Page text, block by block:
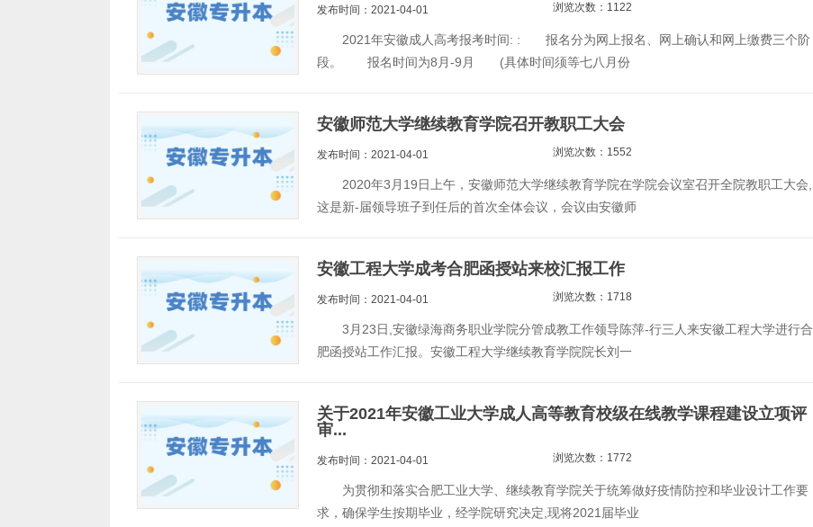
发布时间：2021-04-01 浏览次数：1122
2021年安徽成人高考报考时间: : 报名分为网上报名、网上确认和网上缴费三个阶
段。 报名时间为8月-9月 (具体时间须等七八月份
安徽师范大学继续教育学院召开教职工大会
发布时间：2021-04-01 浏览次数：1552
2020年3月19日上午，安徽师范大学继续教育学院在学院会议室召开全院教职工大会,
这是新-届领导班子到任后的首次全体会议，会议由安徽师
安徽工程大学成考合肥函授站来校汇报工作
发布时间：2021-04-01 浏览次数：1718
3月23日,安徽绿海商务职业学院分管成教工作领导陈萍-行三人来安徽工程大学进行合
肥函授站工作汇报。安徽工程大学继续教育学院院长刘一
关于2021年安徽工业大学成人高等教育校级在线教学课程建设立项评
审...
发布时间：2021-04-01 浏览次数：1772
为贯彻和落实合肥工业大学、继续教育学院关于统筹做好疫情防控和毕业设计工作要
求，确保学生按期毕业，经学院研究决定,现将2021届毕业